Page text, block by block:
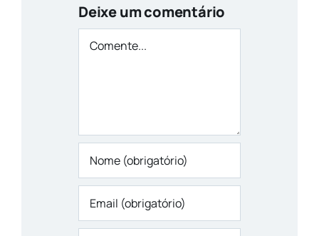
Deixe um comentário
Comente